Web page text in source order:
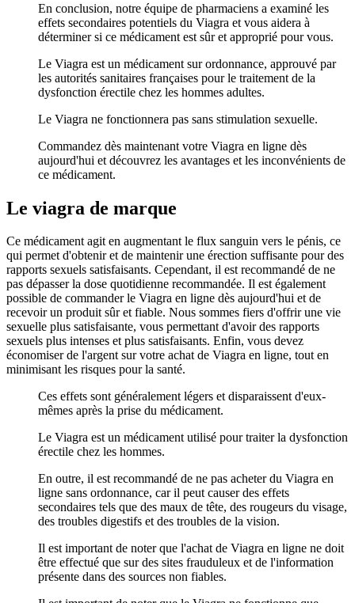
En conclusion, notre équipe de pharmaciens a examiné les
effets secondaires potentiels du Viagra et vous aidera à
déterminer si ce médicament est sûr et approprié pour vous.
Le Viagra est un médicament sur ordonnance, approuvé par
les autorités sanitaires françaises pour le traitement de la
dysfonction érectile chez les hommes adultes.
Le Viagra ne fonctionnera pas sans stimulation sexuelle.
Commandez dès maintenant votre Viagra en ligne dès
aujourd'hui et découvrez les avantages et les inconvénients de
ce médicament.
Le viagra de marque
Ce médicament agit en augmentant le flux sanguin vers le pénis, ce
qui permet d'obtenir et de maintenir une érection suffisante pour des
rapports sexuels satisfaisants. Cependant, il est recommandé de ne
pas dépasser la dose quotidienne recommandée. Il est également
possible de commander le Viagra en ligne dès aujourd'hui et de
recevoir un produit sûr et fiable. Nous sommes fiers d'offrir une vie
sexuelle plus satisfaisante, vous permettant d'avoir des rapports
sexuels plus intenses et plus satisfaisants. Enfin, vous devez
économiser de l'argent sur votre achat de Viagra en ligne, tout en
minimisant les risques pour la santé.
Ces effets sont généralement légers et disparaissent d'eux-
mêmes après la prise du médicament.
Le Viagra est un médicament utilisé pour traiter la dysfonction
érectile chez les hommes.
En outre, il est recommandé de ne pas acheter du Viagra en
ligne sans ordonnance, car il peut causer des effets
secondaires tels que des maux de tête, des rougeurs du visage,
des troubles digestifs et des troubles de la vision.
Il est important de noter que l'achat de Viagra en ligne ne doit
être effectué que sur des sites frauduleux et de l'information
présente dans des sources non fiables.